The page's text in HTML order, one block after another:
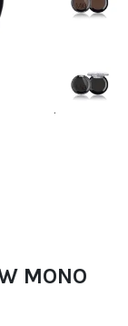
MONO